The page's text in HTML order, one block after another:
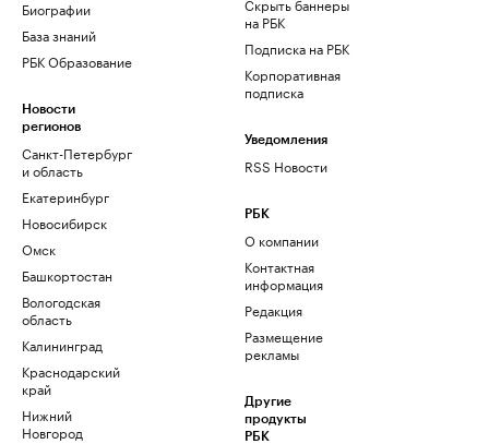
Биографии
База знаний
РБК Образование
Новости
регионов
Санкт-Петербург
и область
Екатеринбург
Новосибирск
Омск
Башкортостан
Вологодская
область
Калининград
Краснодарский
край
Нижний
Новгород
на РБК
Подписка на РБК
Корпоративная
подписка
Уведомления
RSS Новости
РБК
О компании
Контактная
информация
Редакция
Размещение
рекламы
Другие
продукты
РБК